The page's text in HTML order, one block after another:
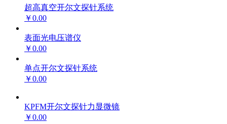
超高真空开尔文探针系统
￥0.00
表面光电压谱仪
￥0.00
单点开尔文探针系统
￥0.00
KPFM开尔文探针力显微镜
￥0.00